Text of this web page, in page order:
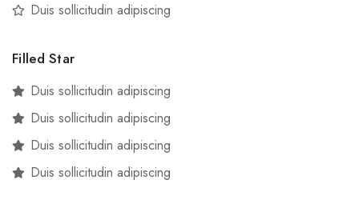
Duis sollicitudin adipiscing
Filled Star
Duis sollicitudin adipiscing
Duis sollicitudin adipiscing
Duis sollicitudin adipiscing
Duis sollicitudin adipiscing